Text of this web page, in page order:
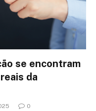
se encontram
da
0